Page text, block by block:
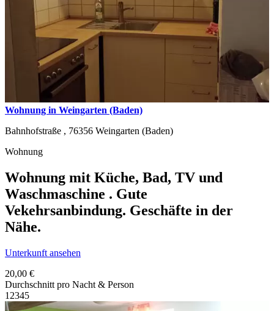
Wohnung in Weingarten (Baden)
Bahnhofstraße , 76356 Weingarten (Baden)
Wohnung
Wohnung mit Küche, Bad, TV und
Waschmaschine . Gute
Vekehrsanbindung. Geschäfte in der
Nähe.
Unterkunft ansehen
20,00 €
Durchschnitt pro Nacht & Person
1 2345